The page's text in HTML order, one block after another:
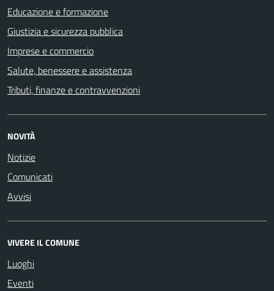
Educazione e formazione
Giustizia e sicurezza pubblica
Imprese e commercio
Salute, benessere e assistenza
Tributi, finanze e contravvenzioni
NOVITÀ
Notizie
Comunicati
Avvisi
VIVERE IL COMUNE
Luoghi
Eventi